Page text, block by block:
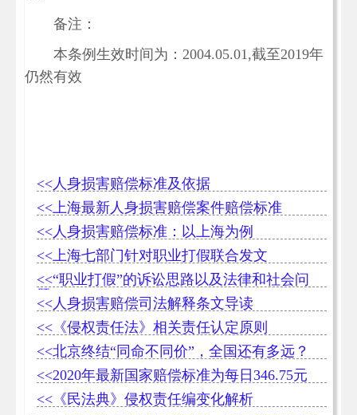
备注：
本条例生效时间为：2004.05.01,截至2019年
仍然有效
<<人身损害赔偿标准及依据
<<上海最新人身损害赔偿案件赔偿标准
<<人身损害赔偿标准：以上海为例
<<上海七部门针对职业打假联合发文
<<“职业打假”的诉讼思路以及法律和社会问
<<人身损害赔偿司法解释条文导读
<<《侵权责任法》相关责任认定原则
<<北京终结“同命不同价”，全国还有多远？
<<2020年最新国家赔偿标准为每日346.75元
<<《民法典》侵权责任编变化解析